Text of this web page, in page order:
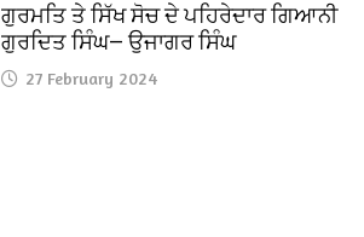
ਗੁਰਮਤਿ ਤੇ ਸਿੱਖ ਸੋਚ ਦੇ ਪਹਿਰੇਦਾਰ ਗਿਆਨੀ
ਗੁਰਦਿਤ ਸਿੰਘ— ਉਜਾਗਰ ਸਿੰਘ
27 February 2024